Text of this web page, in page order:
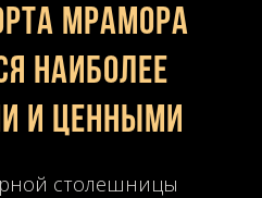
мрамора
наиболее
и ценными
столешницы